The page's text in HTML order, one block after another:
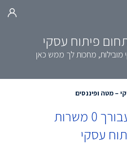
פיתוח עסקי
מובילות, מחכות לך ממש כאן
– מטה ופיננסים
0 משרות
עסקי